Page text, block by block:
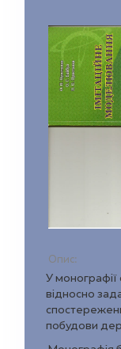
Опис:
У монографії
відносно
побудови